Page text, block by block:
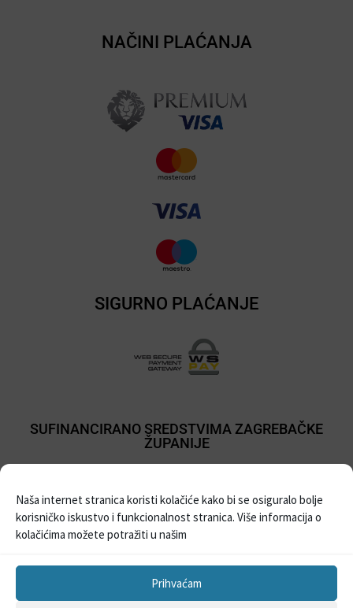
Naša internet stranica koristi kolačiće kako bi se osiguralo bolje
korisničko iskustvo i funkcionalnost stranica. Više informacija o
kolačićima možete potražiti u našim
Prihvaćam
NAČINI PLAĆANJA
SIGURNO PLAĆANJE
SUFINANCIRANO SREDSTVIMA ZAGREBAČKE
ŽUPANIJE
Sva prava pridržana © 2021Prodaja balona i pribora za party| Izrada Web